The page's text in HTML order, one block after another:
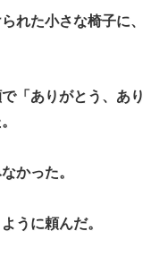
れた小さな椅子に、
「ありがとう、あり
かった。
うに頼んだ。